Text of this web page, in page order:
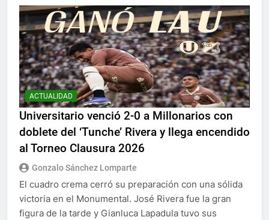
ACTUALIDAD
Universitario venció 2-0 a Millonarios con
doblete del ‘Tunche’ Rivera y llega encendido
al Torneo Clausura 2026
Gonzalo Sánchez Lomparte
El cuadro crema cerró su preparación con una sólida
victoria en el Monumental. José Rivera fue la gran
figura de la tarde y Gianluca Lapadula tuvo sus